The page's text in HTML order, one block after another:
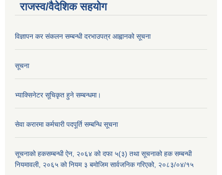
राजस्व/वैदेशिक सहयोग
विज्ञापन कर संकलन सम्बन्धी दरभाउपत्र आह्वानको सूचना
सूचना
भ्याक्सिनेटर सूचिकृत हुने सम्बन्धमा।
सेवा करारमा कर्मचारी पदपूर्ति सम्बन्धि सूचना
सूचनाको हकसम्बन्धी ऐन, २०६४ को दफा ५(३) तथा सूचनाको हक सम्बन्धी
नियमावली, २०६५ को नियम ३ बमोजिम सार्वजनिक गरिएको, २०८३/०४/१५